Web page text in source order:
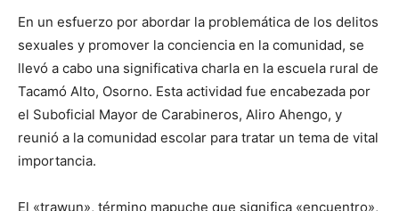
En un esfuerzo por abordar la problemática de los delitos
sexuales y promover la conciencia en la comunidad, se
llevó a cabo una significativa charla en la escuela rural de
Tacamó Alto, Osorno. Esta actividad fue encabezada por
el Suboficial Mayor de Carabineros, Aliro Ahengo, y
reunió a la comunidad escolar para tratar un tema de vital
importancia.
El «trawun», término mapuche que significa «encuentro»,